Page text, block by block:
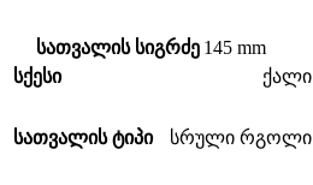
სათვალის სიგრძე 145 mm
სქესი
ქალი
სათვალის ტიპი სრული რგოლი